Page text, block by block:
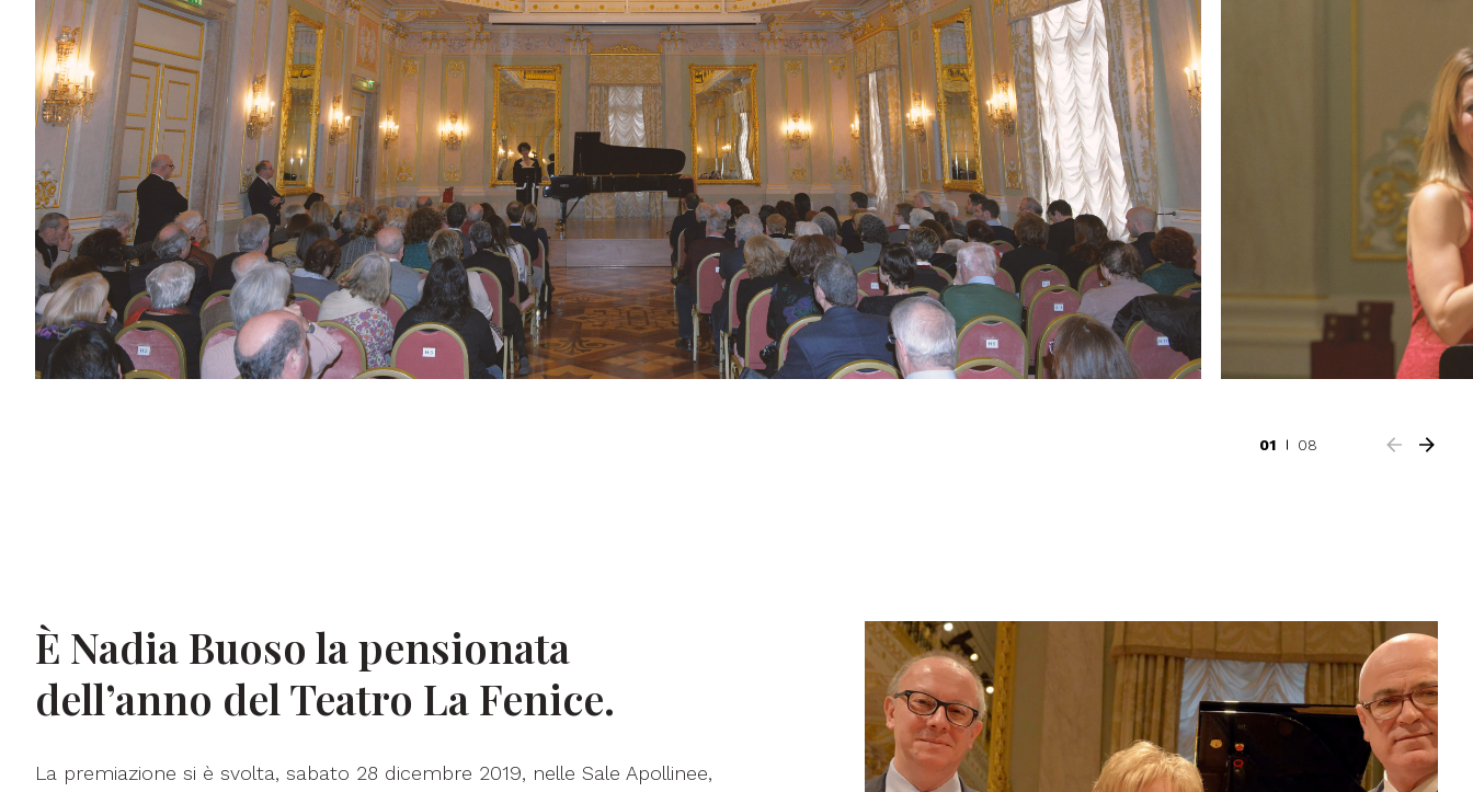
01 08
È Nadia Buoso la pensionata
dell’anno del Teatro La Fenice.
La premiazione si è svolta, sabato 28 dicembre 2019, nelle Sale Apollinee,